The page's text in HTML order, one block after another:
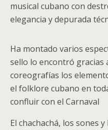
musical cubano con
elegancia y depurada
Ha montado varios
sello lo encontró gracias
coreografías los
el folklore cubano en
confluir con el Carnaval
El chachachá, los sones